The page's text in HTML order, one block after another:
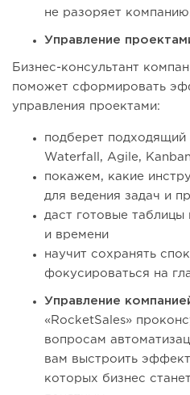
не разоряет
Управление
Бизнес-консультант
поможет сформировать
управления проектами:
подберет подходящий
Waterfall, Agile,
покажем, какие
для ведения задач и
даст готовые таблицы
и времени
научит сохранять
фокусироваться на
Управление
«RocketSales»
вопросам
вам выстроить
которых бизнес